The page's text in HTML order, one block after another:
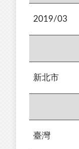
2019/03
新北市
臺灣